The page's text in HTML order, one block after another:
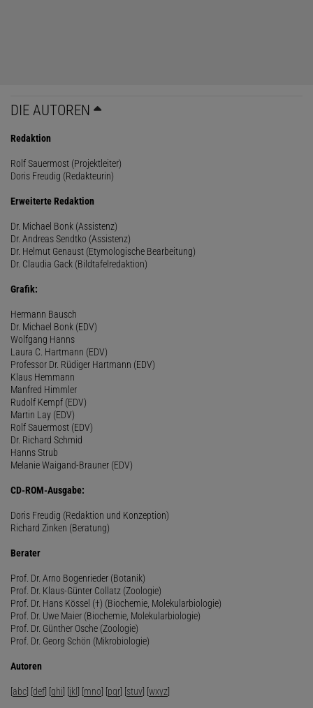
DIE AUTOREN
Redaktion
Rolf Sauermost (Projektleiter)
Doris Freudig (Redakteurin)
Erweiterte Redaktion
Dr. Michael Bonk (Assistenz)
Dr. Andreas Sendtko (Assistenz)
Dr. Helmut Genaust (Etymologische Bearbeitung)
Dr. Claudia Gack (Bildtafelredaktion)
Grafik:
Hermann Bausch
Dr. Michael Bonk (EDV)
Wolfgang Hanns
Laura C. Hartmann (EDV)
Professor Dr. Rüdiger Hartmann (EDV)
Klaus Hemmann
Manfred Himmler
Rudolf Kempf (EDV)
Martin Lay (EDV)
Rolf Sauermost (EDV)
Dr. Richard Schmid
Hanns Strub
Melanie Waigand-Brauner (EDV)
CD-ROM-Ausgabe:
Doris Freudig (Redaktion und Konzeption)
Richard Zinken (Beratung)
Berater
Prof. Dr. Arno Bogenrieder (Botanik)
Prof. Dr. Klaus-Günter Collatz (Zoologie)
Prof. Dr. Hans Kössel (†) (Biochemie, Molekularbiologie)
Prof. Dr. Uwe Maier (Biochemie, Molekularbiologie)
Prof. Dr. Günther Osche (Zoologie)
Prof. Dr. Georg Schön (Mikrobiologie)
Autoren
[abc] [def] [ghi] [jkl] [mno] [pqr] [stuv] [wxyz]